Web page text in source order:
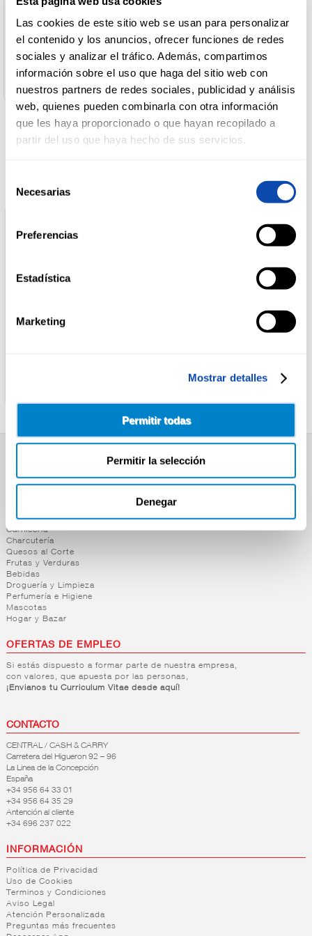
Las cookies de este sitio web se usan para personalizar
el contenido y los anuncios, ofrecer funciones de redes
sociales y analizar el tráfico. Además, compartimos
información sobre el uso que haga del sitio web con
nuestros partners de redes sociales, publicidad y análisis
web, quienes pueden combinarla con otra información
que les haya proporcionado o que hayan recopilado a
partir del uso que haya hecho de sus servicios.
Necesarias
Preferencias
Estadística
Marketing
Mostrar detalles
Permitir todas
Permitir la selección
Denegar
Y LIMPIEZA
E HIGIENE
Nombre de Operador:
Dirección del Operador:
P.I. de Xarás - Avda. Ramiro Carregal Rey, Parcela 29 15969
Ribeira A Coruña España
Peso escurrido:
156 gr
Productos relacionados
ATUN CLARO A/OLIVA
Alimentación
Congelados
Carnicería
Charcutería
Quesos al Corte
Frutas y Verduras
Bebidas
Droguería y Limpieza
Perfumería e Higiene
Mascotas
Hogar y Bazar
OFERTAS DE EMPLEO
Si estás dispuesto a formar parte de nuestra empresa,
con valores, que apuesta por las personas,
¡Envianos tu Curriculum Vitae desde aquí!
CONTACTO
CENTRAL / CASH & CARRY
Carretera del Higueron 92 – 96
La Linea de la Concepción
España
+34 956 64 33 01
+34 956 64 35 29
Antención al cliente
+34 696 237 022
INFORMACIÓN
Política de Privacidad
Uso de Cookies
Terminos y Condiciones
Aviso Legal
Atención Personalizada
Preguntas más frecuentes